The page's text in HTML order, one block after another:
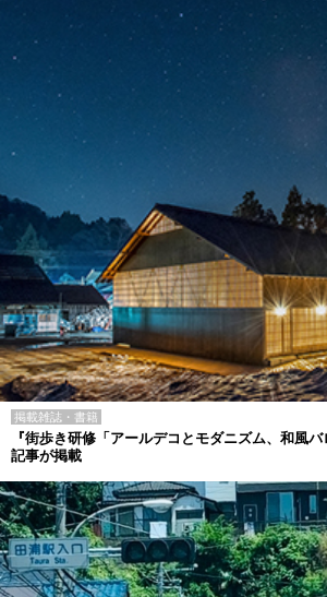
掲載雑誌・書籍
『街歩き研修「アールデコとモダニズム、和風
記事が掲載